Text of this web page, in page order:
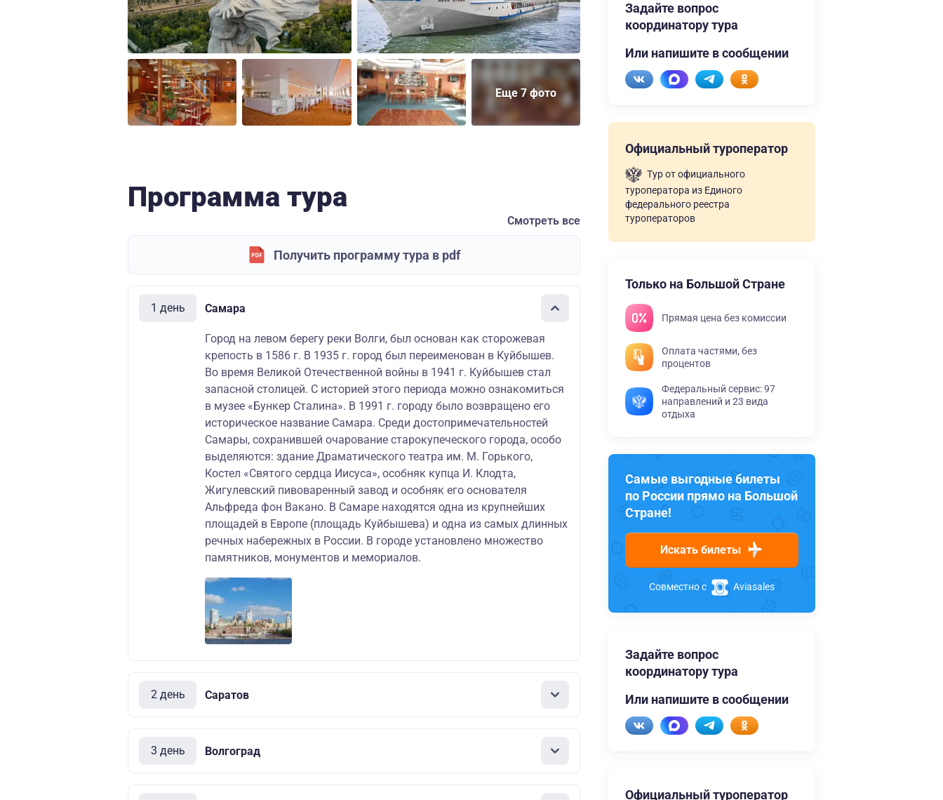
Еще 7 фото
Программа тура
Смотреть все
Получить программу тура в pdf
1 день Самара
Город на левом берегу реки Волги, был основан как сторожевая
крепость в 1586 г. В 1935 г. город был переименован в Куйбышев.
Во время Великой Отечественной войны в 1941 г. Куйбышев стал
запасной столицей. С историей этого периода можно ознакомиться
в музее «Бункер Сталина». В 1991 г. городу было возвращено его
историческое название Самара. Среди достопримечательностей
Самары, сохранившей очарование старокупеческого города, особо
выделяются: здание Драматического театра им. М. Горького,
Костел «Святого сердца Иисуса», особняк купца И. Клодта,
Жигулевский пивоваренный завод и особняк его основателя
Альфреда фон Вакано. В Самаре находятся одна из крупнейших
площадей в Европе (площадь Куйбышева) и одна из самых длинных
речных набережных в России. В городе установлено множество
памятников, монументов и мемориалов.
2 день Саратов
3 день Волгоград
Задайте вопрос
координатору тура
Или напишите в сообщении
Официальный туроператор
Тур от официального
туроператора из Единого
федерального реестра
туроператоров
Только на Большой Стране
Прямая цена без комиссии
Оплата частями, без
процентов
Федеральный сервис: 97
направлений и 23 вида
отдыха
Самые выгодные билеты
по России прямо на Большой
Стране!
Искать билеты
Совместно с Aviasales
Задайте вопрос
координатору тура
Или напишите в сообщении
Официальный туроператор